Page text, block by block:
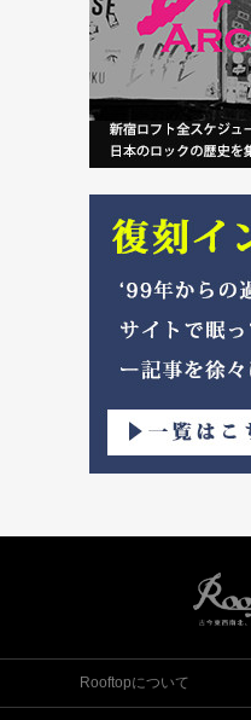
Rooftopについて